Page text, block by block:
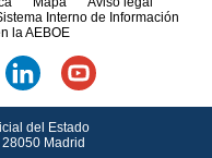
Interno de Información
la AEBOE
del Estado
Madrid